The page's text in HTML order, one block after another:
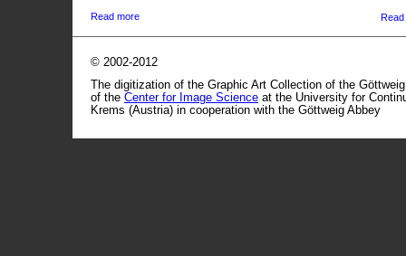
Read more
© 2002-2012
The digitization of the Graphic Art Collection of the
of the Center for Image Science at the University for
Krems (Austria) in cooperation with the Göttweig Abbey